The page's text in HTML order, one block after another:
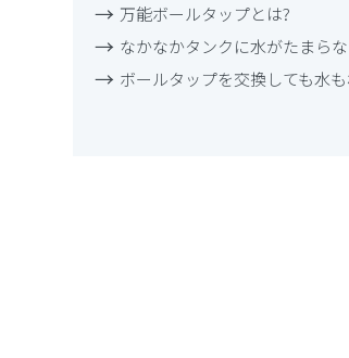
万能ボールタップとは?
なかなかタンクに水がたまらな
ボールタップを交換しても水